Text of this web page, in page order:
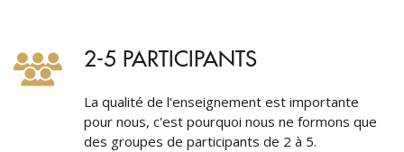
2-5 PARTICIPANTS
La qualité de l'enseignement est importante
pour nous, c'est pourquoi nous ne formons que
des groupes de participants de 2 à 5.